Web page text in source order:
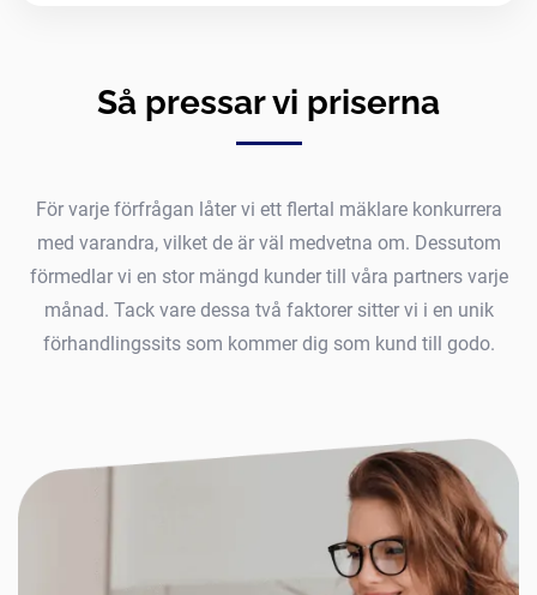
Så pressar vi priserna
För varje förfrågan låter vi ett flertal mäklare konkurrera
med varandra, vilket de är väl medvetna om. Dessutom
förmedlar vi en stor mängd kunder till våra partners varje
månad. Tack vare dessa två faktorer sitter vi i en unik
förhandlingssits som kommer dig som kund till godo.